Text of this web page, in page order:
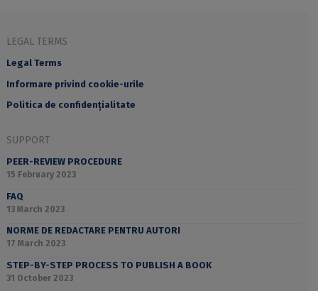
LEGAL TERMS
Legal Terms
Informare privind cookie-urile
Politica de confidențialitate
SUPPORT
PEER-REVIEW PROCEDURE
15 February 2023
FAQ
13 March 2023
NORME DE REDACTARE PENTRU AUTORI
17 March 2023
STEP-BY-STEP PROCESS TO PUBLISH A BOOK
31 October 2023